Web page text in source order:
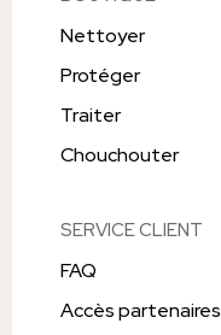
Nettoyer
Protéger
Traiter
Chouchouter
SERVICE CLIENT
FAQ
Accès partenaires